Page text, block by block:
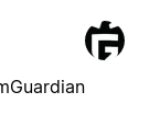
FirmGuardian